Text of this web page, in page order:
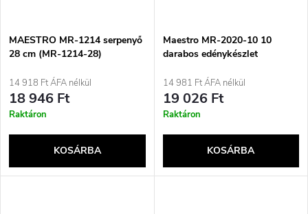
MAESTRO MR-1214 serpenyő
28 cm (MR-1214-28)
14 918 Ft ÁFA nélkül
18 946 Ft
Raktáron
KOSÁRBA
Maestro MR-2020-10 10
darabos edénykészlet
14 981 Ft ÁFA nélkül
19 026 Ft
Raktáron
KOSÁRBA